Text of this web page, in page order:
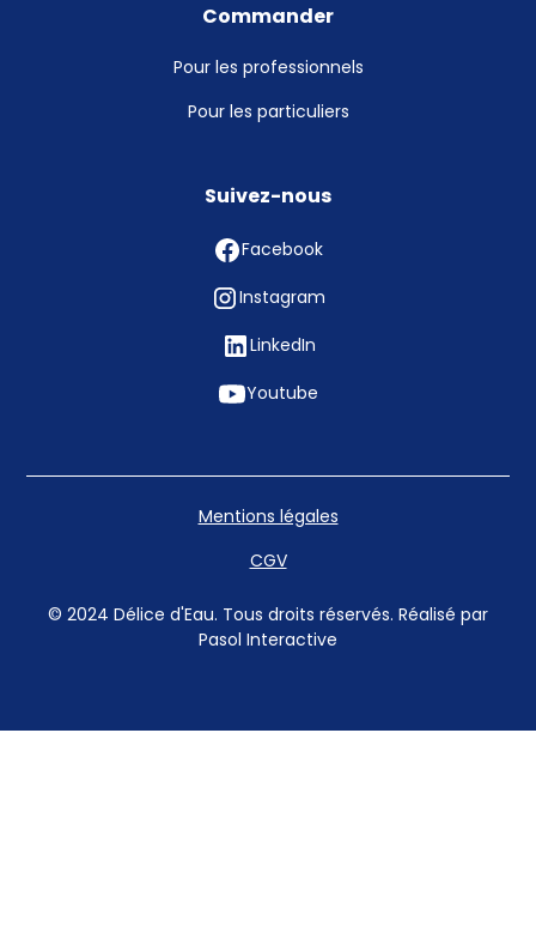
Commander
Pour les professionnels
Pour les particuliers
Suivez-nous
Facebook
Instagram
LinkedIn
Youtube
© 2024 Délice d'Eau. Tous droits réservés. Réalisé par
Pasol Interactive
Mentions légales
CGV